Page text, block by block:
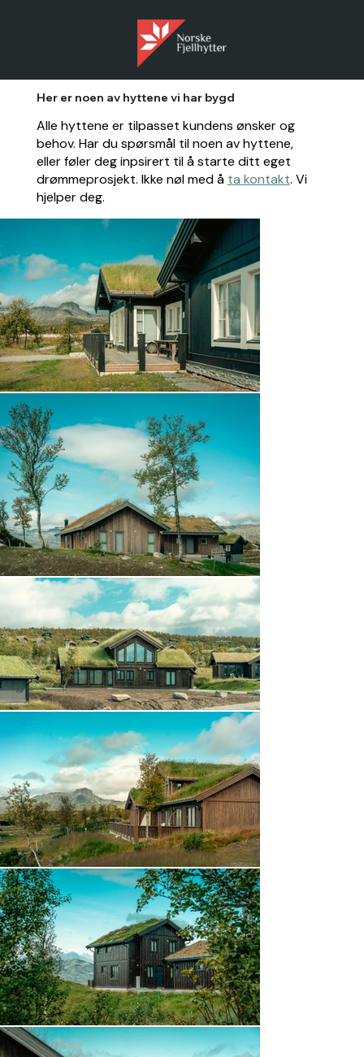
Her er noen av hyttene vi har bygd
Alle hyttene er tilpasset kundens ønsker og
behov. Har du spørsmål til noen av hyttene,
eller føler deg inpsirert til å starte ditt eget
drømmeprosjekt. Ikke nøl med å ta kontakt. Vi
hjelper deg.